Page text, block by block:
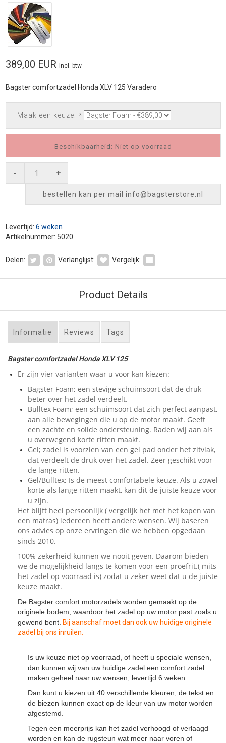
389,00 EUR Incl. btw
Bagster comfortzadel Honda XLV 125 Varadero
Maak een keuze: *
Beschikbaarheid: Niet op voorraad
- +
bestellen kan per mail info@bagsterstore.nl
Levertijd: 6 weken
Artikelnummer: 5020
Delen: Verlanglijst: Vergelijk:
Product Details
Informatie Reviews Tags
Bagster comfortzadel Honda XLV 125
Er zijn vier varianten waar u voor kan kiezen:
Bagster Foam; een stevige schuimsoort dat de druk
beter over het zadel verdeelt.
Bulltex Foam; een schuimsoort dat zich perfect aanpast,
aan alle bewegingen die u op de motor maakt. Geeft
een zachte en solide ondersteuning. Raden wij aan als
u overwegend korte ritten maakt.
Gel; zadel is voorzien van een gel pad onder het zitvlak,
dat verdeelt de druk over het zadel. Zeer geschikt voor
de lange ritten.
Gel/Bulltex; Is de meest comfortabele keuze. Als u zowel
korte als lange ritten maakt, kan dit de juiste keuze voor
u zijn.
Het blijft heel persoonlijk ( vergelijk het met het kopen van
een matras) iedereen heeft andere wensen. Wij baseren
ons advies op onze ervringen die we hebben opgedaan
sinds 2010.
100% zekerheid kunnen we nooit geven. Daarom bieden
we de mogelijkheid langs te komen voor een proefrit.( mits
het zadel op voorraad is) zodat u zeker weet dat u de juiste
keuze maakt.
De Bagster comfort motorzadels worden gemaakt op de
originele bodem, waardoor het zadel op uw motor past zoals u
gewend bent. Bij aanschaf moet dan ook uw huidige originele
zadel bij ons inruilen.
Is uw keuze niet op voorraad, of heeft u speciale wensen,
dan kunnen wij van uw huidige zadel een comfort zadel
maken geheel naar uw wensen, levertijd 6 weken.
Dan kunt u kiezen uit 40 verschillende kleuren, de tekst en
de biezen kunnen exact op de kleur van uw motor worden
afgestemd.
Tegen een meerprijs kan het zadel verhoogd of verlaagd
worden en kan de rugsteun wat meer naar voren of